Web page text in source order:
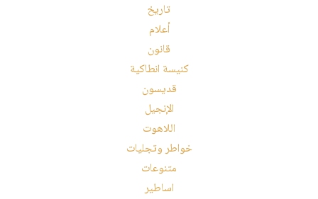
تاريخ
أعلام
قانون
كنيسة انطاكية
قديسون
الإنجيل
اللاهوت
خواطر وتجليات
متنوعات
اساطير